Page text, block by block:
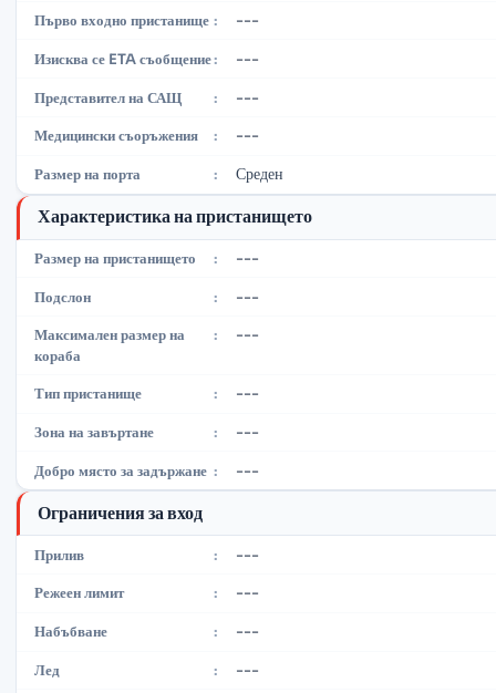
Първо входно пристанище : ---
Изисква се ETA съобщение: ---
Представител на САЩ : ---
Медицински съоръжения : ---
Размер на порта : Среден
Характеристика на пристанището
Размер на пристанището : ---
Подслон : ---
Максимален размер на
кораба
: ---
Тип пристанище : ---
Зона на завъртане : ---
Добро място за задържане : ---
Ограничения за вход
Прилив : ---
Режеен лимит : ---
Набъбване : ---
Лед : ---